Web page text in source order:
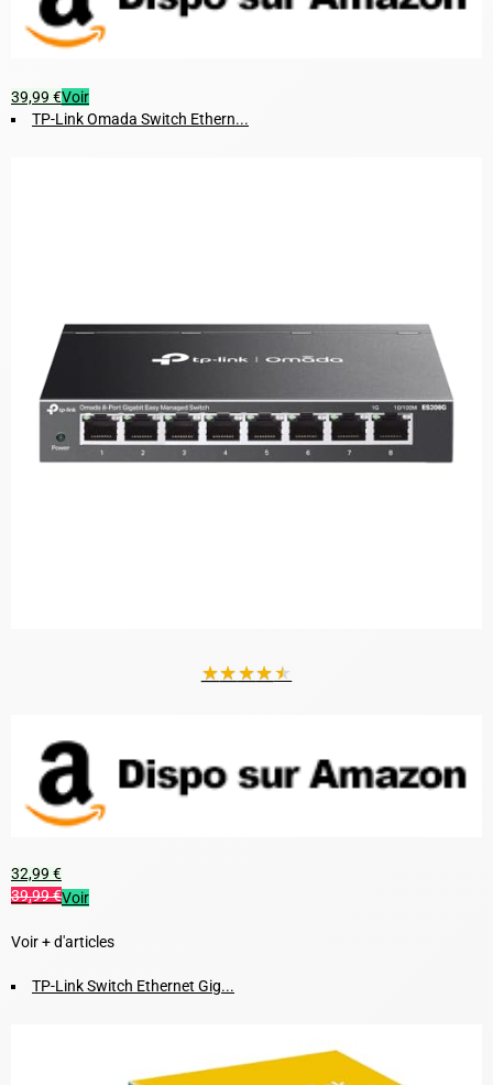
39,99 €Voir
TP-Link Omada Switch Ethern...
★★★★★
32,99 €
39,99 €Voir
Voir + d'articles
TP-Link Switch Ethernet Gig...